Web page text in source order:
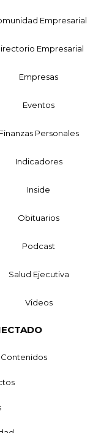
Empresarial
Empresarial
Empresas
Eventos
Finanzas Personales
Indicadores
Inside
Obituarios
Podcast
Salud Ejecutiva
Videos